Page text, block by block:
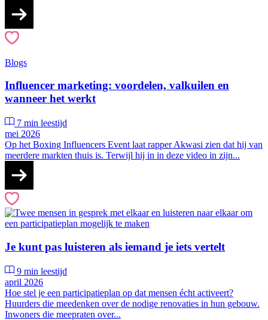
Blogs
Influencer marketing: voordelen, valkuilen en
wanneer het werkt
7 min leestijd
mei 2026
Op het Boxing Influencers Event laat rapper Akwasi zien dat hij van
meerdere markten thuis is. Terwijl hij in in deze video in zijn...
Je kunt pas luisteren als iemand je iets vertelt
9 min leestijd
april 2026
Hoe stel je een participatieplan op dat mensen écht activeert?
Huurders die meedenken over de nodige renovaties in hun gebouw.
Inwoners die meepraten over...